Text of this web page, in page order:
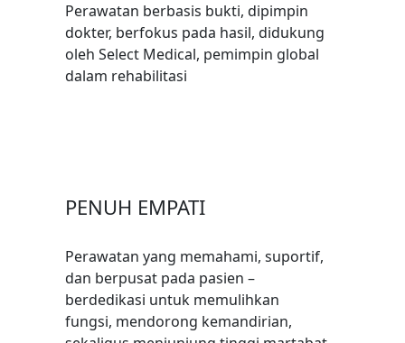
Perawatan berbasis bukti, dipimpin
dokter, berfokus pada hasil, didukung
oleh Select Medical, pemimpin global
dalam rehabilitasi
PENUH EMPATI
Perawatan yang memahami, suportif,
dan berpusat pada pasien –
berdedikasi untuk memulihkan
fungsi, mendorong kemandirian,